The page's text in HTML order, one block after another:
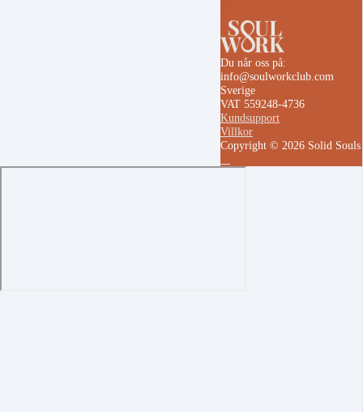
Du når oss på:
info@soulworkclub.com
Sverige
VAT 559248-4736
Kundsupport
Villkor
Copyright © 2026 Solid